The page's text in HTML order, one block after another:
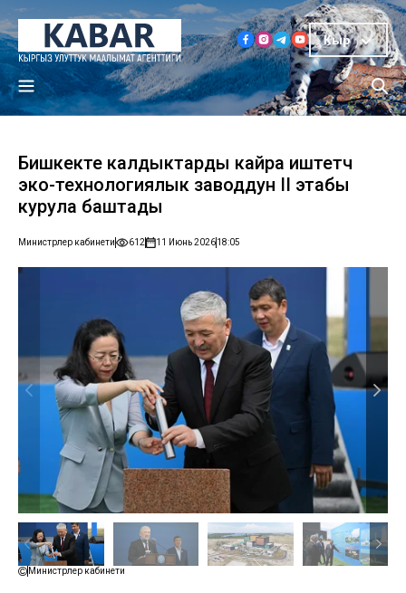
Кыр
Бишкекте калдыктарды кайра иштетүүчү
эко-технологиялык заводдун II этабы
курула баштады
Министрлер кабинети 612 11 Июнь 202618:05
Министрлер кабинети